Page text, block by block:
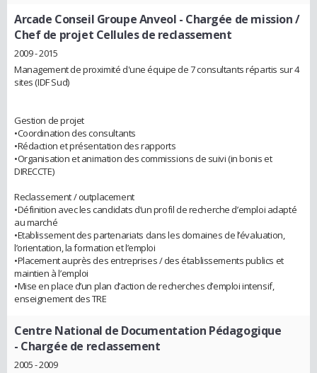
Arcade Conseil Groupe Anveol - Chargée de mission /
Chef de projet Cellules de reclassement
2009 - 2015
Management de proximité d'une équipe de 7 consultants répartis sur 4
sites (IDF Sud)
Gestion de projet
•Coordination des consultants
•Rédaction et présentation des rapports
•Organisation et animation des commissions de suivi (in bonis et
DIRECCTE)
Reclassement / outplacement
•Définition avec les candidats d’un profil de recherche d’emploi adapté
au marché
•Etablissement des partenariats dans les domaines de l’évaluation,
l’orientation, la formation et l’emploi
•Placement auprès des entreprises / des établissements publics et
maintien à l’emploi
•Mise en place d’un plan d’action de recherches d’emploi intensif,
enseignement des TRE
Centre National de Documentation Pédagogique
- Chargée de reclassement
2005 - 2009